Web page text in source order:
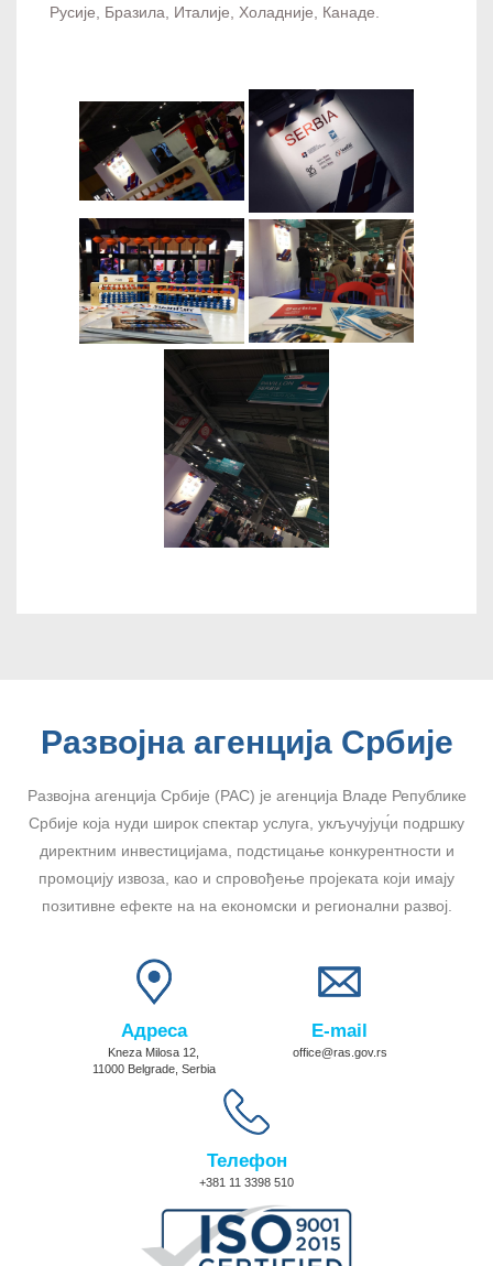
Русије, Бразила, Италије, Холадније, Канаде.
Развојна агенција Србије
Развојна агенција Србије (РАС) је агенција Владе Републике
Србије која нуди широк спектар услуга, укључујуц́и подршку
директним инвестицијама, подстицање конкурентности и
промоцију извоза, као и спровођење пројеката који имају
позитивне ефекте на на економски и регионални развој.
Адреса
Kneza Milosa 12,
11000 Belgrade, Serbia
E-mail
office@ras.gov.rs
Телефон
+381 11 3398 510